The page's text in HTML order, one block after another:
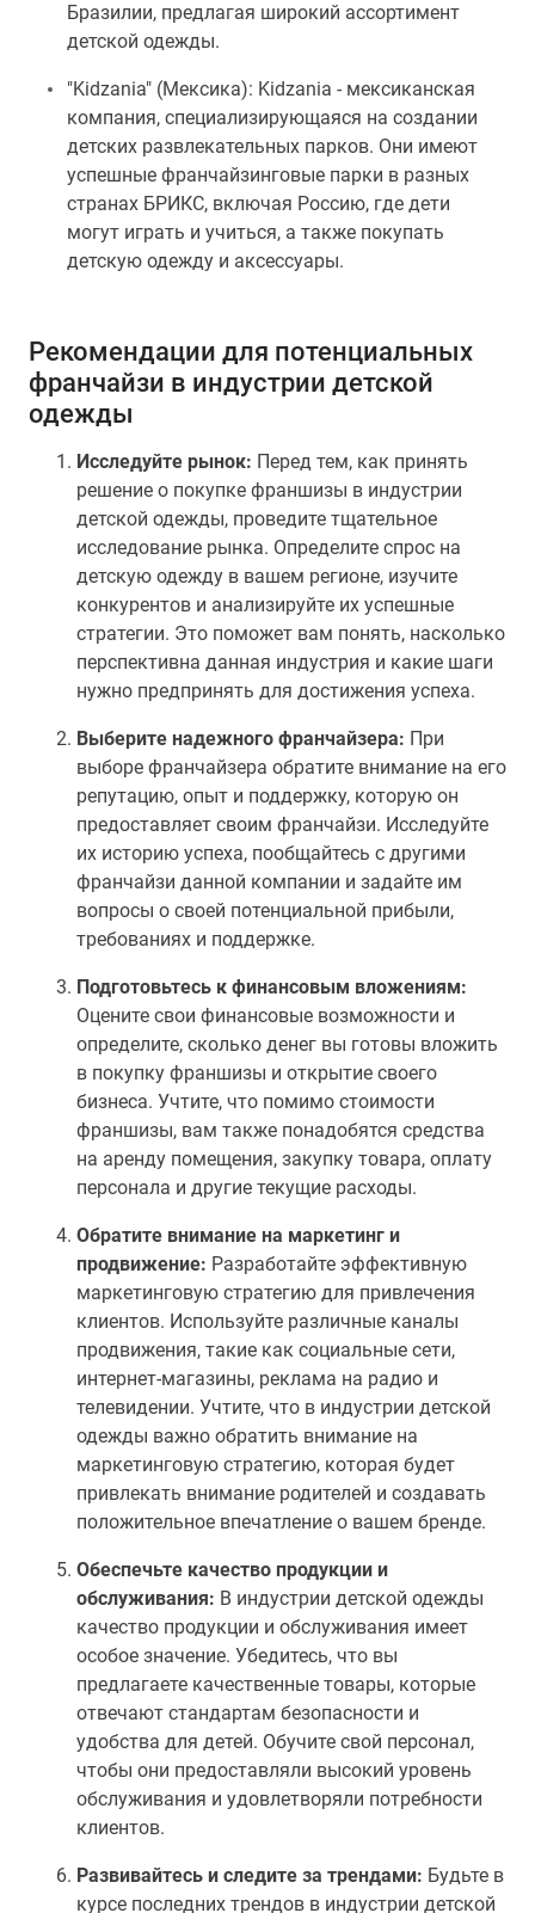
Бразилии, предлагая широкий ассортимент
детской одежды.
"Kidzania" (Мексика): Kidzania - мексиканская
компания, специализирующаяся на создании
детских развлекательных парков. Они имеют
успешные франчайзинговые парки в разных
странах БРИКС, включая Россию, где дети
могут играть и учиться, а также покупать
детскую одежду и аксессуары.
Рекомендации для потенциальных
франчайзи в индустрии детской
одежды
Исследуйте рынок: Перед тем, как принять
решение о покупке франшизы в индустрии
детской одежды, проведите тщательное
исследование рынка. Определите спрос на
детскую одежду в вашем регионе, изучите
конкурентов и анализируйте их успешные
стратегии. Это поможет вам понять, насколько
перспективна данная индустрия и какие шаги
нужно предпринять для достижения успеха.
Выберите надежного франчайзера: При
выборе франчайзера обратите внимание на его
репутацию, опыт и поддержку, которую он
предоставляет своим франчайзи. Исследуйте
их историю успеха, пообщайтесь с другими
франчайзи данной компании и задайте им
вопросы о своей потенциальной прибыли,
требованиях и поддержке.
Подготовьтесь к финансовым вложениям:
Оцените свои финансовые возможности и
определите, сколько денег вы готовы вложить
в покупку франшизы и открытие своего
бизнеса. Учтите, что помимо стоимости
франшизы, вам также понадобятся средства
на аренду помещения, закупку товара, оплату
персонала и другие текущие расходы.
Обратите внимание на маркетинг и
продвижение: Разработайте эффективную
маркетинговую стратегию для привлечения
клиентов. Используйте различные каналы
продвижения, такие как социальные сети,
интернет-магазины, реклама на радио и
телевидении. Учтите, что в индустрии детской
одежды важно обратить внимание на
маркетинговую стратегию, которая будет
привлекать внимание родителей и создавать
положительное впечатление о вашем бренде.
Обеспечьте качество продукции и
обслуживания: В индустрии детской одежды
качество продукции и обслуживания имеет
особое значение. Убедитесь, что вы
предлагаете качественные товары, которые
отвечают стандартам безопасности и
удобства для детей. Обучите свой персонал,
чтобы они предоставляли высокий уровень
обслуживания и удовлетворяли потребности
клиентов.
Развивайтесь и следите за трендами: Будьте в
курсе последних трендов в индустрии детской